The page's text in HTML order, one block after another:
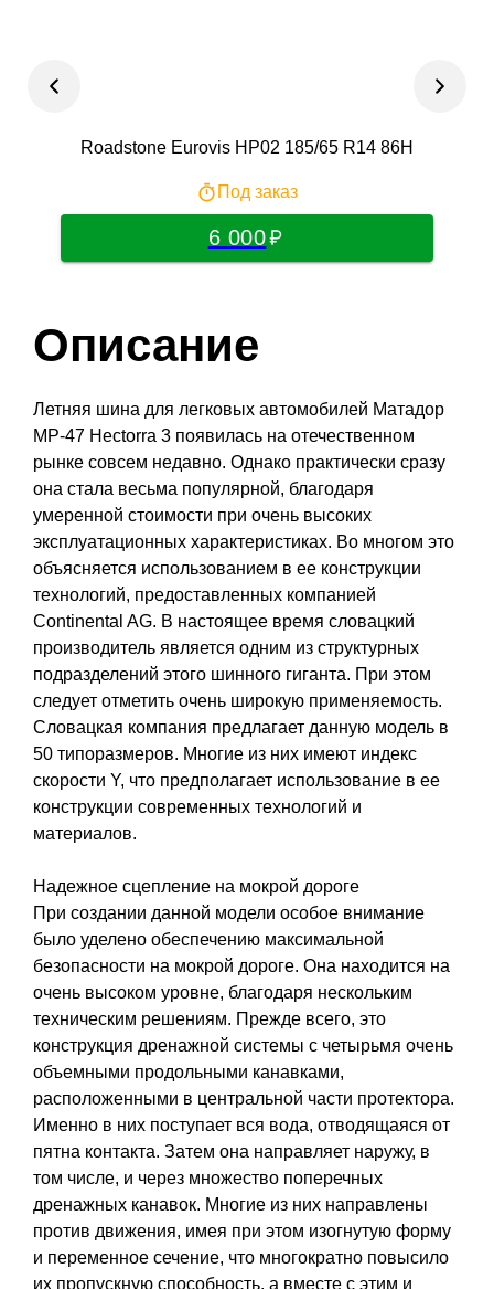
Roadstone Eurovis HP02 185/65 R14 86H
Под заказ
6 000
Описание
Летняя шина для легковых автомобилей Матадор
MP-47 Hectorra 3 появилась на отечественном
рынке совсем недавно. Однако практически сразу
она стала весьма популярной, благодаря
умеренной стоимости при очень высоких
эксплуатационных характеристиках. Во многом это
объясняется использованием в ее конструкции
технологий, предоставленных компанией
Continental AG. В настоящее время словацкий
производитель является одним из структурных
подразделений этого шинного гиганта. При этом
следует отметить очень широкую применяемость.
Словацкая компания предлагает данную модель в
50 типоразмеров. Многие из них имеют индекс
скорости Y, что предполагает использование в ее
конструкции современных технологий и
материалов.
Надежное сцепление на мокрой дороге
При создании данной модели особое внимание
было уделено обеспечению максимальной
безопасности на мокрой дороге. Она находится на
очень высоком уровне, благодаря нескольким
техническим решениям. Прежде всего, это
конструкция дренажной системы с четырьмя очень
объемными продольными канавками,
расположенными в центральной части протектора.
Именно в них поступает вся вода, отводящаяся от
пятна контакта. Затем она направляет наружу, в
том числе, и через множество поперечных
дренажных канавок. Многие из них направлены
против движения, имея при этом изогнутую форму
и переменное сечение, что многократно повысило
их пропускную способность, а вместе с этим и